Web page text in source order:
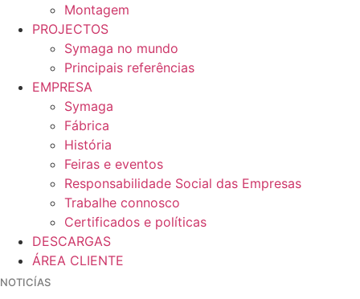
Montagem
PROJECTOS
Symaga no mundo
Principais referências
EMPRESA
Symaga
Fábrica
História
Feiras e eventos
Responsabilidade Social das Empresas
Trabalhe connosco
Certificados e políticas
DESCARGAS
ÁREA CLIENTE
NOTICÍAS